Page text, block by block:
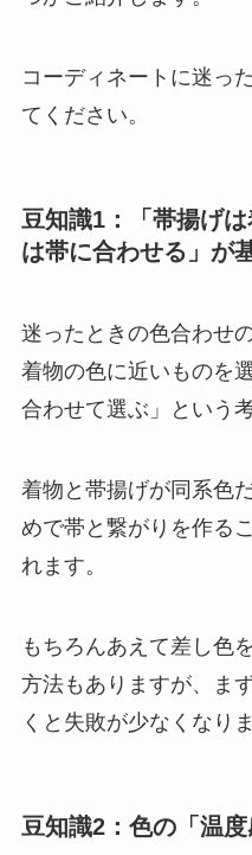
コーディネートに迷っ
てください。
豆知識1：「帯揚げ
は帯に合わせる」が
迷ったときの色合わせ
着物の色に近いものを
合わせて選ぶ」という
着物と帯揚げが同系色
めで帯と繋がりを作る
れます。
もちろんあえて差し色
方法もありますが、ま
くと失敗が少なくなりま
豆知識2：色の「温